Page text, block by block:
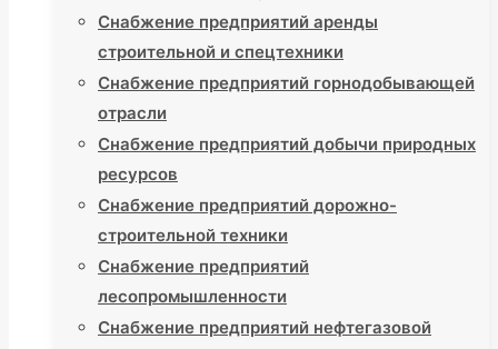
Снабжение предприятий аренды
строительной и спецтехники
Снабжение предприятий горнодобывающей
отрасли
Снабжение предприятий добычи природных
ресурсов
Снабжение предприятий дорожно-
строительной техники
Снабжение предприятий
лесопромышленности
Снабжение предприятий нефтегазовой